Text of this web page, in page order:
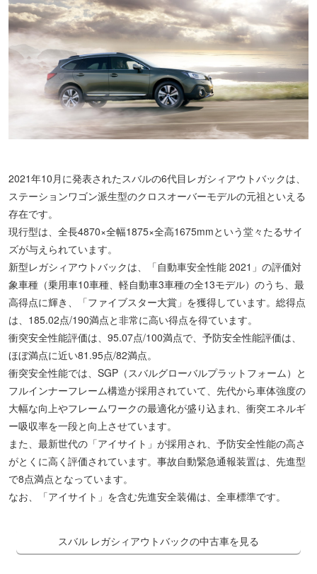
2021年10月に発表されたスバルの6代目レガシィアウトバックは、
ステーションワゴン派生型のクロスオーバーモデルの元祖といえる
存在です。
現行型は、全長4870×全幅1875×全高1675mmという堂々たるサイ
ズが与えられています。
新型レガシィアウトバックは、「自動車安全性能 2021」の評価対
象車種（乗用車10車種、軽自動車3車種の全13モデル）のうち、最
高得点に輝き、「ファイブスター大賞」を獲得しています。総得点
は、185.02点/190満点と非常に高い得点を得ています。
衝突安全性能評価は、95.07点/100満点で、予防安全性能評価は、
ほぼ満点に近い81.95点/82満点。
衝突安全性能では、SGP（スバルグローバルプラットフォーム）と
フルインナーフレーム構造が採用されていて、先代から車体強度の
大幅な向上やフレームワークの最適化が盛り込まれ、衝突エネルギ
ー吸収率を一段と向上させています。
また、最新世代の「アイサイト」が採用され、予防安全性能の高さ
がとくに高く評価されています。事故自動緊急通報装置は、先進型
で8点満点となっています。
なお、「アイサイト」を含む先進安全装備は、全車標準です。
スバル レガシィアウトバックの中古車を見る